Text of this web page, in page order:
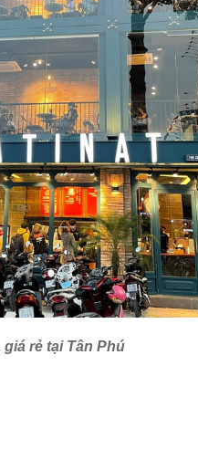
rẻ tại Tân Phú